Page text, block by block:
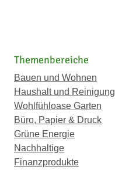
Themenbereiche
Bauen und Wohnen
Haushalt und Reinigung
Wohlfühloase Garten
Büro, Papier & Druck
Grüne Energie
Nachhaltige
Finanzprodukte